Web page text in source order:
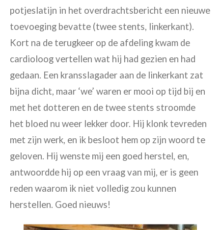
potjeslatijn in het overdrachtsbericht een nieuwe
toevoeging bevatte (twee stents, linkerkant).
Kort na de terugkeer op de afdeling kwam de
cardioloog vertellen wat hij had gezien en had
gedaan. Een kransslagader aan de linkerkant zat
bijna dicht, maar ‘we’ waren er mooi op tijd bij en
met het dotteren en de twee stents stroomde
het bloed nu weer lekker door. Hij klonk tevreden
met zijn werk, en ik besloot hem op zijn woord te
geloven. Hij wenste mij een goed herstel, en,
antwoordde hij op een vraag van mij, er is geen
reden waarom ik niet volledig zou kunnen
herstellen. Goed nieuws!